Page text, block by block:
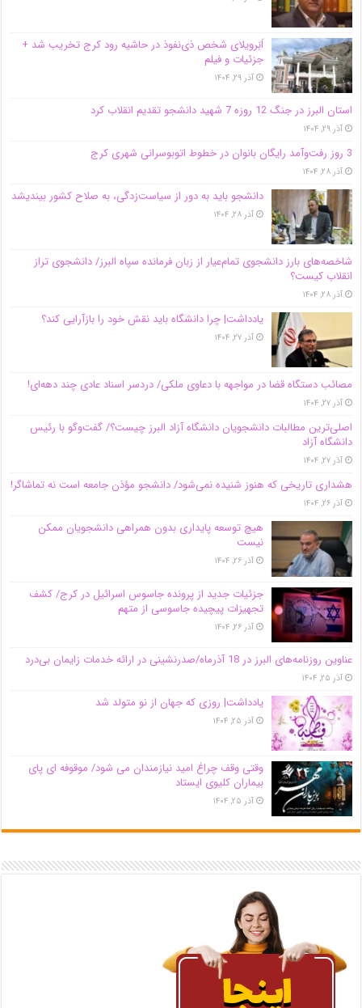
اَبَر‌ویلای شخص ذی‌نفوذ در حاشیه‌ رود کرج تخریب شد +
جزئیات و فیلم
آذر ۲۹, ۱۴۰۴
استان البرز در جنگ 12 روزه 7 شهید دانشجو تقدیم انقلاب کرد
آذر ۲۹, ۱۴۰۴
3 روز رفت‌وآمد رایگان بانوان در خطوط اتوبوسرانی شهری کرج
آذر ۲۸, ۱۴۰۴
دانشجو باید به دور از سیاست‌زدگی، به صلاح کشور بیندیشد
آذر ۲۸, ۱۴۰۴
شاخصه‌های بارز دانشجوی تمام‌عیار از زبان فرمانده سپاه البرز/ دانشجوی تراز
انقلاب کیست؟
آذر ۲۸, ۱۴۰۴
یادداشت| چرا دانشگاه باید نقش خود را بازآرایی کند؟
آذر ۲۷, ۱۴۰۴
مصائب دستگاه قضا در مواجهه با دعاوی ملکی/ دردسر اسناد عادی چند‌ دهه‌ای!
آذر ۲۷, ۱۴۰۴
اصلی‌ترین مطالبات دانشجویان دانشگاه آزاد البرز چیست؟/ گفت‌وگو با رئیس
دانشگاه آز‌اد
آذر ۲۷, ۱۴۰۴
هشداری تاریخی که هنوز شنیده نمی‌شود/ دانشجو مؤذن جامعه است نه تماشاگر!
آذر ۲۶, ۱۴۰۴
هیچ توسعه پایداری بدون همراهی دانشجویان ممکن
نیست
آذر ۲۶, ۱۴۰۴
جزئیات جدید از پرونده جاسوس اسرائیل در کرج/‌ کشف
تجهیزات پیچیده جاسوسی از متهم
آذر ۲۶, ۱۴۰۴
عناوین روزنامه‌های البرز در ‌18 آذرماه/صدرنشینی در ارائه خدمات زایمان بی‌درد
آذر ۲۵, ۱۴۰۴
یادداشت| روزی که جهان از نو متولد شد
آذر ۲۵, ۱۴۰۴
وقتی وقف چراغ امید نیازمندان می شود/ موقوفه ای پای
بیماران کلیوی ایستاد
آذر ۲۵, ۱۴۰۴